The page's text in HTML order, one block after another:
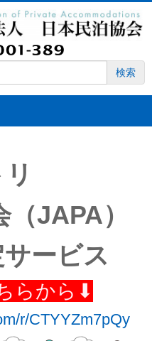
検索
JAPA）
ービス
らから⬇︎
r/CTYYZm7pQy